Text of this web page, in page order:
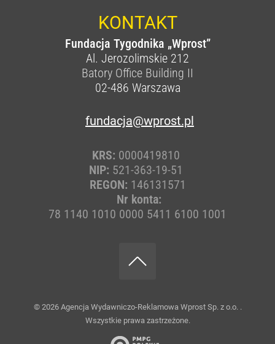
KONTAKT
Fundacja Tygodnika „Wprost”
Al. Jerozolimskie 212
Batory Office Building II
02-486 Warszawa
fundacja@wprost.pl
KRS: 0000419810
NIP: 521-363-19-51
REGON: 146131571
Nr konta:
78 1140 1010 0000 5411 6100 1001
© 2026 Agencja Wydawniczo-Reklamowa Wprost Sp. z o.o. .
Wszystkie prawa zastrzeżone.